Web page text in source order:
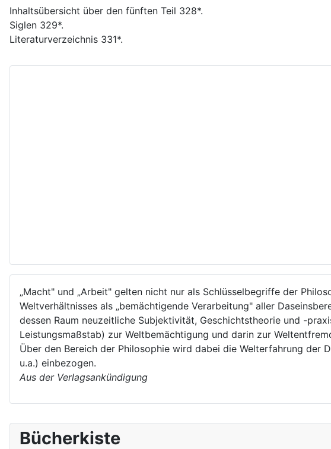
Bücherkiste
Inhaltsübersicht über den fünften Teil 328*.
Siglen 329*.
Literaturverzeichnis 331*.
„Macht" und „Arbeit" gelten nicht nur als Schlüsselbegriffe der
Weltverhältnisses als „bemächtigende Verarbeitung" aller
dessen Raum neuzeitliche Subjektivität, Geschichtstheorie und -
Leistungsmaßstab) zur Weltbemächtigung und darin zur
Über den Bereich der Philosophie wird dabei die Welterfahrung der
u.a.) einbezogen.
Aus der Verlagsankündigung